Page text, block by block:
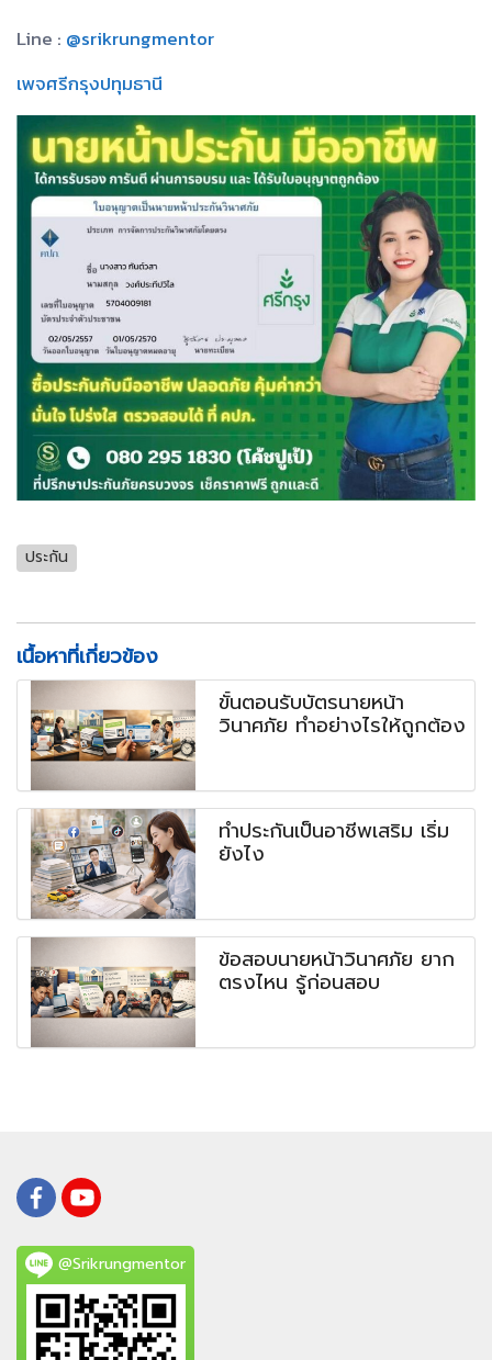
Line : @srikrungmentor
เพจศรีกรุงปทุมธานี
ประกัน
เนื้อหาที่เกี่ยวข้อง
ขั้นตอนรับบัตรนายหน้า
วินาศภัย ทำอย่างไรให้ถูกต้อง
ทำประกันเป็นอาชีพเสริม เริ่ม
ยังไง
ข้อสอบนายหน้าวินาศภัย ยาก
ตรงไหน รู้ก่อนสอบ
@Srikrungmentor